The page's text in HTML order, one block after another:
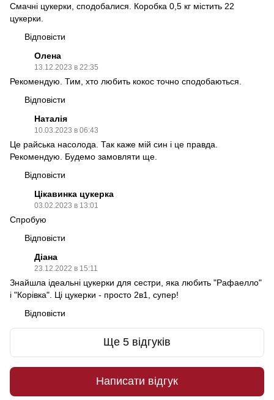
Смачні цукерки, сподобалися. Коробка 0,5 кг містить 22
цукерки.
Відповісти
Олена
13.12.2023 в 22:35
Рекомендую. Тим, хто любить кокос точно сподобаються.
Відповісти
Наталія
10.03.2023 в 06:43
Це райська насолода. Так каже мій син і це правда.
Рекомендую. Будемо замовляти ще.
Відповісти
Цікавинка цукерка
03.02.2023 в 13:01
Спробую
Відповісти
Діана
23.12.2022 в 15:11
Знайшла ідеальні цукерки для сестри, яка любить "Рафаелло"
і "Корівка". Ці цукерки - просто 2в1, супер!
Відповісти
Ще 5 відгуків
Написати відгук